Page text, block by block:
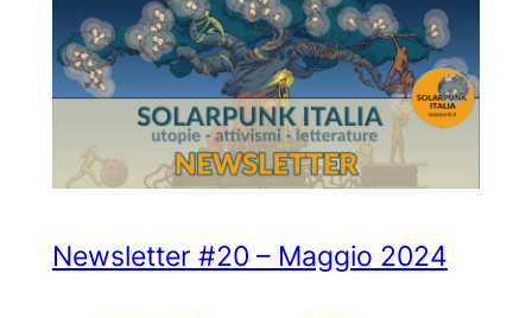
Newsletter #20 – Maggio 2024